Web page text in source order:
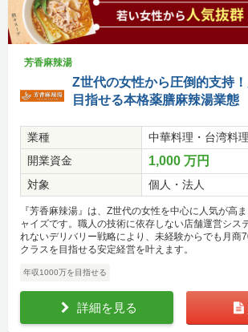
芳香麻辣湯
Z世代の女性から圧倒的支持
目指せる本格薬膳麻辣湯業態
業種
中華料理・台湾料
開業資金
1,000 万円
対象 個人・法人
『芳香麻辣湯』は、Z世代の女性を中心に人気が高
ャイズです。職人の技術に依存しない店舗運営シス
れないデリバリー戦略により、未経験からでも月商
クラスを目指せる安定経営を叶えます。
年収1000万を目指せる
詳細を見る